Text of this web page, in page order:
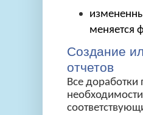
меняется
Создание
отчетов
Все